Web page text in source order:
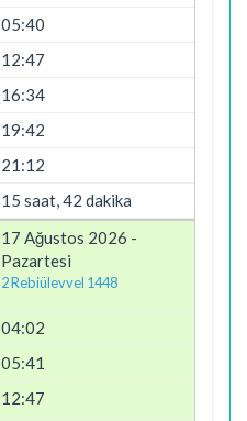
05:40
12:47
16:34
19:42
21:12
15 saat, 42 dakika
17 Ağustos 2026 -
Pazartesi
2 Rebiülevvel 1448
04:02
05:41
12:47